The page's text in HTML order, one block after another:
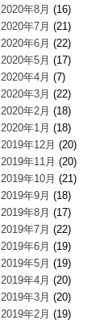
2020年8月 (16)
2020年7月 (21)
2020年6月 (22)
2020年5月 (17)
2020年4月 (7)
2020年3月 (22)
2020年2月 (18)
2020年1月 (18)
2019年12月 (20)
2019年11月 (20)
2019年10月 (21)
2019年9月 (18)
2019年8月 (17)
2019年7月 (22)
2019年6月 (19)
2019年5月 (19)
2019年4月 (20)
2019年3月 (20)
2019年2月 (19)